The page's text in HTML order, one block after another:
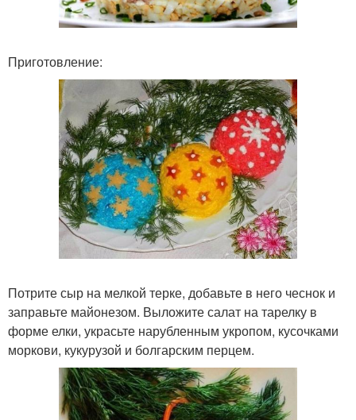
Приготовление:
Потрите сыр на мелкой терке, добавьте в него чеснок и
заправьте майонезом. Выложите салат на тарелку в
форме елки, украсьте нарубленным укропом, кусочками
моркови, кукурузой и болгарским перцем.